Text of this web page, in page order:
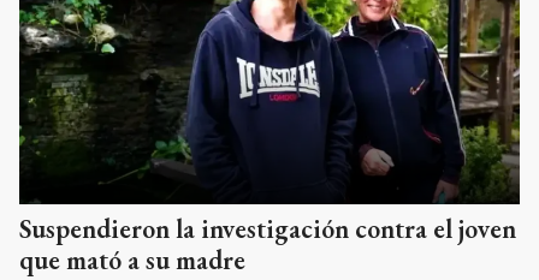
Suspendieron la investigación contra el joven
que mató a su madre